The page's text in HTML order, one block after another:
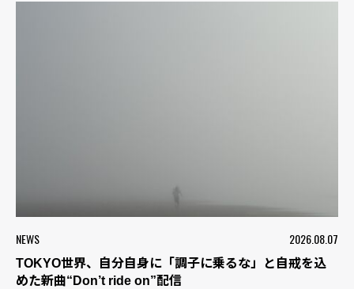
NEWS 2026.08.07
TOKYO世界、自分自身に「調子に乗るな」と自戒を込
めた新曲“Don’t ride on”配信